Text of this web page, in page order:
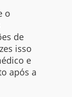
o
de
isso
e
após a